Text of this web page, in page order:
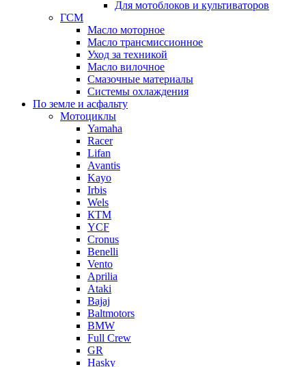
Для мотоблоков и культиваторов
ГСМ
Масло моторное
Масло трансмиссионное
Уход за техникой
Масло вилочное
Смазочные материалы
Системы охлаждения
По земле и асфальту
Мотоциклы
Yamaha
Racer
Lifan
Avantis
Kayo
Irbis
Wels
КТМ
YCF
Cronus
Benelli
Vento
Aprilia
Ataki
Bajaj
Baltmotors
BMW
Full Crew
GR
Hasky